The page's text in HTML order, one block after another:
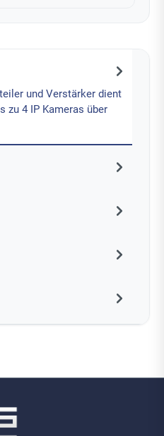
und Verstärker dient
zu 4 IP Kameras über